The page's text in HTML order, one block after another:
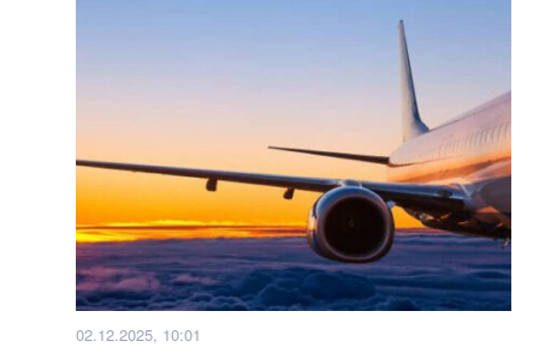
02.12.2025, 10:01